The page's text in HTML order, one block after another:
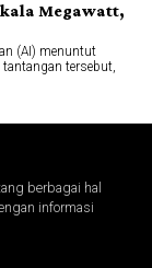
Megawatt,
(AI) menuntut
tersebut,
berbagai hal
informasi